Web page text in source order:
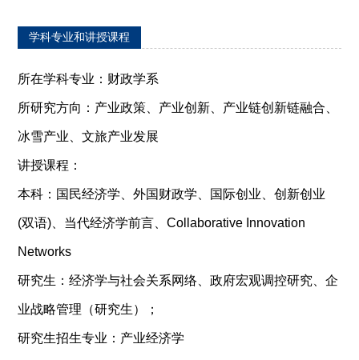
学科专业和讲授课程
所在学科专业：财政学系
所研究方向：产业政策、产业创新、产业链创新链融合、
冰雪产业、文旅产业发展
讲授课程：
本科：国民经济学、外国财政学、国际创业、创新创业
(双语)、当代经济学前言、Collaborative Innovation
Networks
研究生：经济学与社会关系网络、政府宏观调控研究、企
业战略管理（研究生）；
研究生招生专业：产业经济学